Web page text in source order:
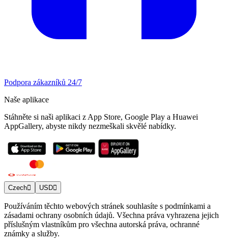
Podpora zákazníků 24/7
Naše aplikace
Stáhněte si naši aplikaci z App Store, Google Play a Huawei
AppGallery, abyste nikdy nezmeškali skvělé nabídky.
Czech USD
Používáním těchto webových stránek souhlasíte s podmínkami a
zásadami ochrany osobních údajů. Všechna práva vyhrazena jejich
příslušným vlastníkům pro všechna autorská práva, ochranné
známky a služby.